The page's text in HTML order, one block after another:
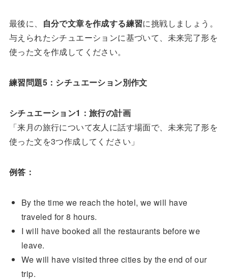
最後に、 自分で文章を作成する練習に挑戦しましょう。
与えられたシチュエーションに基づいて、未来完了形を
使った文を作成してください。
練習問題5：シチュエーション別作文
シチュエーション1：旅行の計画
「来月の旅行について友人に話す場面で、未来完了形を
使った文を3つ作成してください」
例答：
By the time we reach the hotel, we will have
traveled for 8 hours.
I will have booked all the restaurants before we
leave.
We will have visited three cities by the end of our
trip.